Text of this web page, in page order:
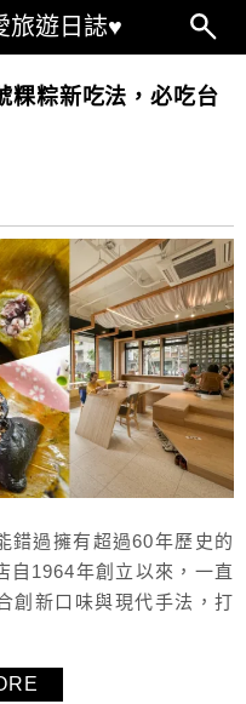
旅遊日誌♥
粿粽新吃法，必吃台
錯過擁有超過60年歷史的
自1964年創立以來，一直
創新口味與現代手法，打
點心，提供消費者現場購